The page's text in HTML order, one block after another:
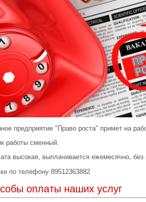
предприятие "Право роста" примет на
работы сменный.
высокая, выплачивается ежемесячно, без
по телефону 89512363882
оплаты наших услуг